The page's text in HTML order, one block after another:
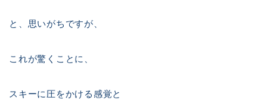
と、思いがちですが、
これが驚くことに、
スキーに圧をかける感覚と